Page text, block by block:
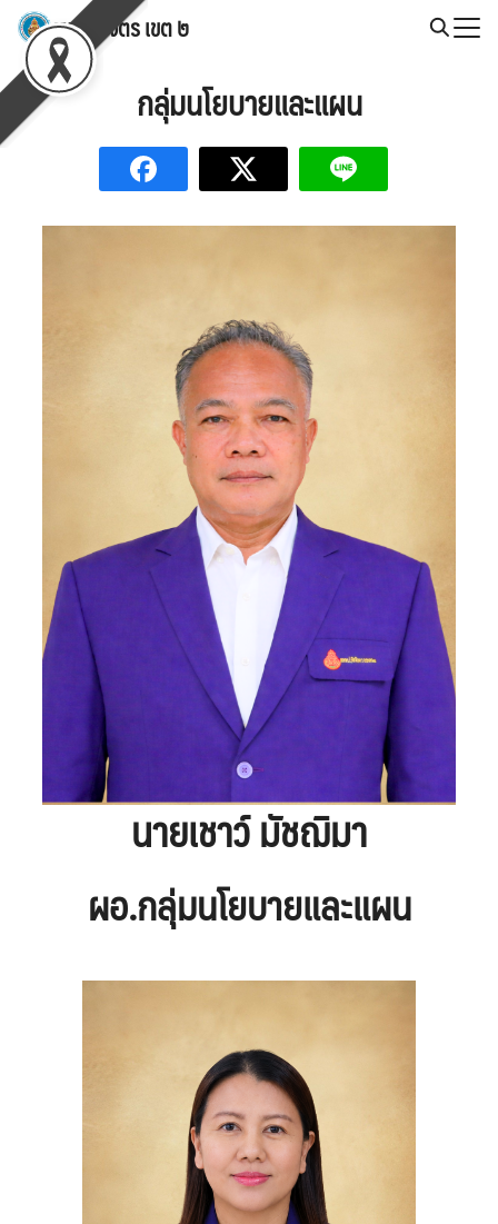
Skip
content
สพป.พิจิตร เขต ๒
Search
for: กลุ่มนโยบายและแผน
นายเชาว์ มัชฌิมา
ผอ.กลุ่มนโยบายและแผน